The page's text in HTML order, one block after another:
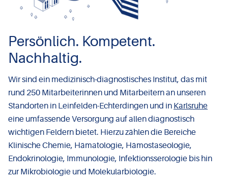
Persönlich. Kompetent.
Nachhaltig.
Wir sind ein medizinisch-diagnostisches Institut, das mit
rund 250 Mitarbeiterinnen und Mitarbeitern an unseren
Standorten in Leinfelden-Echterdingen und in Karlsruhe
eine umfassende Versorgung auf allen diagnostisch
wichtigen Feldern bietet. Hierzu zählen die Bereiche
Klinische Chemie, Hämatologie, Hämostaseologie,
Endokrinologie, Immunologie, Infektionsserologie bis hin
zur Mikrobiologie und Molekularbiologie.